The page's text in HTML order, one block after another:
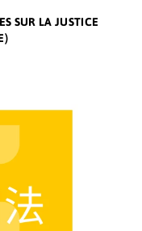
SUR LA JUSTICE